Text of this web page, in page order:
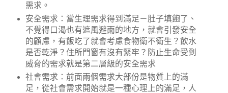
需求。
安全需求：當生理需求得到滿足－肚子填飽了、
不覺得口渴也有遮風避雨的地方，就會引發安全
的顧慮，有飯吃了就會考慮食物衛不衛生？飲水
是否乾淨？住所門窗有沒有緊牢？防止生命受到
威脅的需求就是第二層級的安全需求
社會需求：前面兩個需求大部份是物質上的滿
足，從社會需求開始就是一種心理上的滿足，人